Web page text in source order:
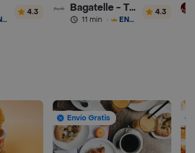
ENVÍO GRATIS
4.3 Bagatelle - Turbo
11 min · ENVÍO GRATIS
4.3
Envío Gratis